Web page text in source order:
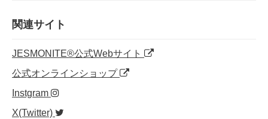
o
o
k
関連サイト
JESMONITE®公式Webサイト
公式オンラインショップ
Instgram
X(Twitter)